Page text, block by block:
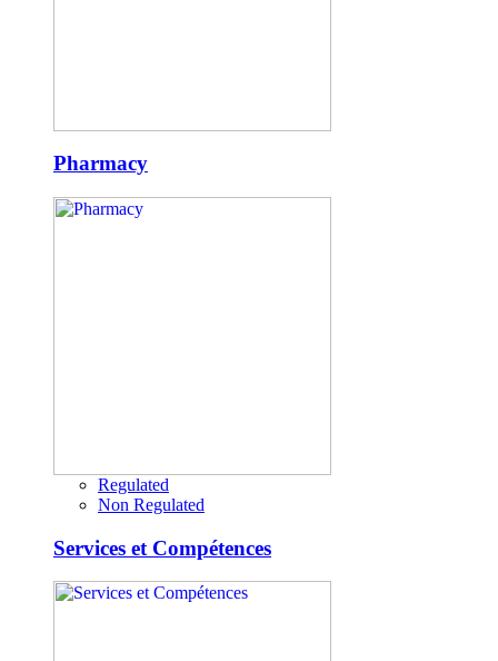
Pharmacy
Regulated
Non Regulated
Services et Compétences